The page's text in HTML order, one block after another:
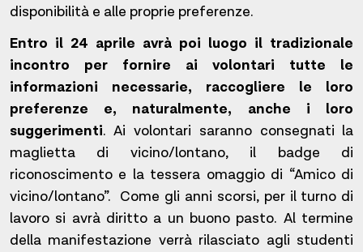
disponibilità e alle proprie preferenze.
Entro il 24 aprile avrà poi luogo il tradizionale
incontro per fornire ai volontari tutte le
informazioni necessarie, raccogliere le loro
preferenze e, naturalmente, anche i loro
suggerimenti. Ai volontari saranno consegnati la
maglietta di vicino/lontano, il badge di
riconoscimento e la tessera omaggio di “Amico di
vicino/lontano”. Come gli anni scorsi, per il turno di
lavoro si avrà diritto a un buono pasto. Al termine
della manifestazione verrà rilasciato agli studenti